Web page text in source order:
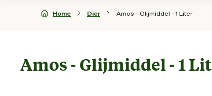
Home Dier Amos - Glijmiddel - 1 Liter
Amos - Glijmiddel - 1